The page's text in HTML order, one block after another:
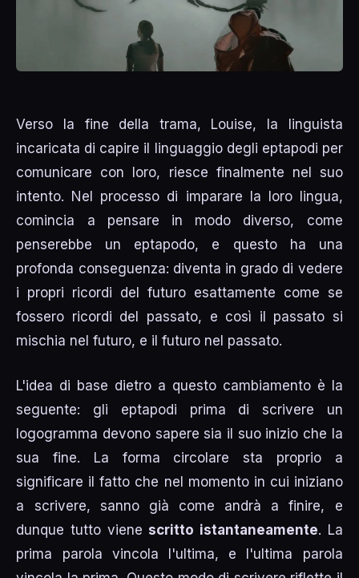
Verso la fine della trama, Louise, la linguista
incaricata di capire il linguaggio degli eptapodi per
comunicare con loro, riesce finalmente nel suo
intento. Nel processo di imparare la loro lingua,
comincia a pensare in modo diverso, come
penserebbe un eptapodo, e questo ha una
profonda conseguenza: diventa in grado di vedere
i propri ricordi del futuro esattamente come se
fossero ricordi del passato, e così il passato si
mischia nel futuro, e il futuro nel passato.
L'idea di base dietro a questo cambiamento è la
seguente: gli eptapodi prima di scrivere un
logogramma devono sapere sia il suo inizio che la
sua fine. La forma circolare sta proprio a
significare il fatto che nel momento in cui iniziano
a scrivere, sanno già come andrà a finire, e
dunque tutto vienescritto istantaneamente. La
prima parola vincola l'ultima, e l'ultima parola